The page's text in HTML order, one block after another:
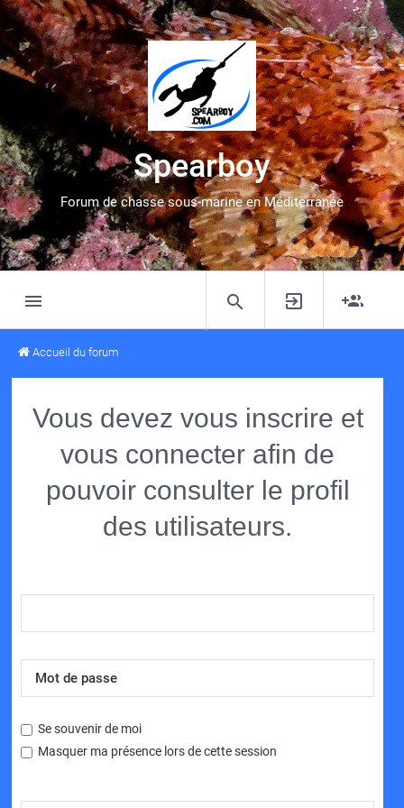
Spearboy
Forum de chasse sous-marine en Méditerranée
Accueil du forum
Vous devez vous inscrire et
vous connecter afin de
pouvoir consulter le profil
des utilisateurs.
Se souvenir de moi
Masquer ma présence lors de cette session